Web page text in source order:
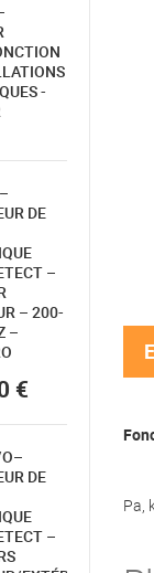
-
DE
–
– 200-
–
€
DE
–
Pa,